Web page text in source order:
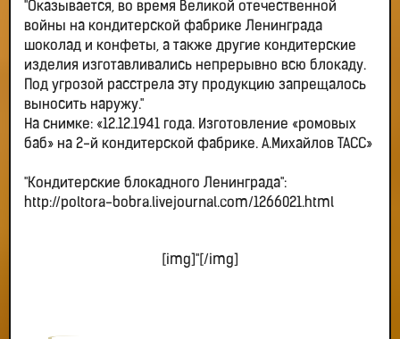
"Оказывается, во время Великой отечественной
войны на кондитерской фабрике Ленинграда
шоколад и конфеты, а также другие кондитерские
изделия изготавливались непрерывно всю блокаду.
Под угрозой расстрела эту продукцию запрещалось
выносить наружу."
На снимке: «12.12.1941 года. Изготовление «ромовых
баб» на 2-й кондитерской фабрике. А.Михайлов ТАСС»
"Кондитерские блокадного Ленинграда":
http://poltora-bobra.livejournal.com/1266021.html
[img]"[/img]